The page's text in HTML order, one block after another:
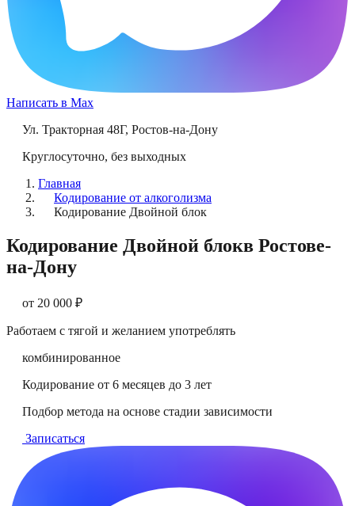
Написать в Max
Ул. Тракторная 48Г, Ростов-на-Дону
Круглосуточно, без выходных
Главная
Кодирование от алкоголизма
Кодирование Двойной блок
Кодирование Двойной блокв Ростове-
на-Дону
от 20 000 ₽
Работаем с тягой и желанием употреблять
комбинированное
Кодирование от 6 месяцев до 3 лет
Подбор метода на основе стадии зависимости
Записаться